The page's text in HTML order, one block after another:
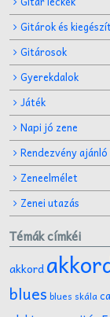
Gitárok és
Gitárosok
Gyerekdalok
Játék
Napi jó zene
Rendezvény ajánló
Zeneelmélet
Zenei utazás
Témák címkéi
akkord
blues blues skála